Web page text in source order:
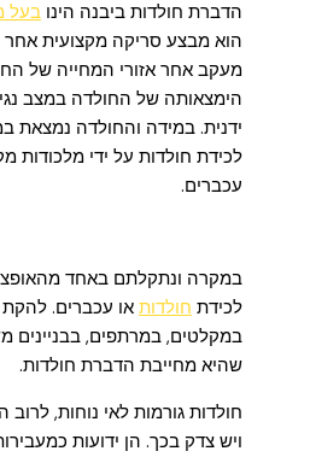
הדברת חולדות ביבנה הינו בעל
הוא מבצע סריקה מקצועית
מעקב אחר אזורי המחייה של
הימצאותה של החולדה במצב
ידנית. במידה והחולדה נמצאת
לכידת חולדות על ידי מלכודות
עכברים.
במקרה ונתקלתם באחד
לכידת חולדות או עכברים.
במקלטים, במרתפים, בבניינים
שהיא מחייבת הדברת חולדות.
חולדות גורמות לאי נוחות,
ויש צדק בכך. הן ידועות